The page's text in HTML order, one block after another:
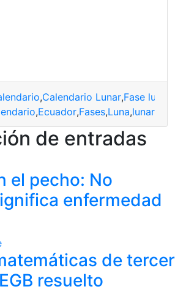
,Calendario Lunar,Fase lunar
,Ecuador,Fases,Luna,lunar
de entradas
el pecho: No
enfermedad
de tercer
resuelto